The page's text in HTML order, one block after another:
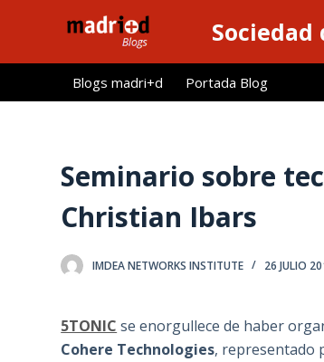
l
Blogs madri+d Portada Blog
Seminario sobre
Christian Ibars
IMDEA NETWORKS INSTITUTE 26 JULIO
5TONIC se enorgullece de haber
Cohere Technologies, representado